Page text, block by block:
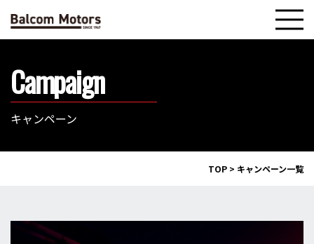
Campaign
キャンペーン
TOP > キャンペーン一覧